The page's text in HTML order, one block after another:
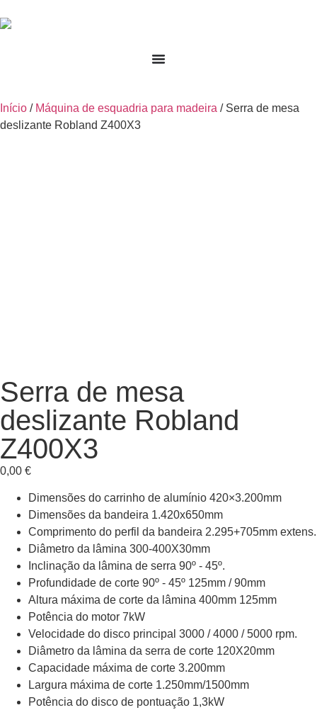
Início / Máquina de esquadria para madeira / Serra de mesa
deslizante Robland Z400X3
Serra de mesa
deslizante Robland
Z400X3
0,00 €
Dimensões do carrinho de alumínio 420×3.200mm
Dimensões da bandeira 1.420x650mm
Comprimento do perfil da bandeira 2.295+705mm extens.
Diâmetro da lâmina 300-400X30mm
Inclinação da lâmina de serra 90º - 45º.
Profundidade de corte 90º - 45º 125mm / 90mm
Altura máxima de corte da lâmina 400mm 125mm
Potência do motor 7kW
Velocidade do disco principal 3000 / 4000 / 5000 rpm.
Diâmetro da lâmina da serra de corte 120X20mm
Capacidade máxima de corte 3.200mm
Largura máxima de corte 1.250mm/1500mm
Potência do disco de pontuação 1,3kW